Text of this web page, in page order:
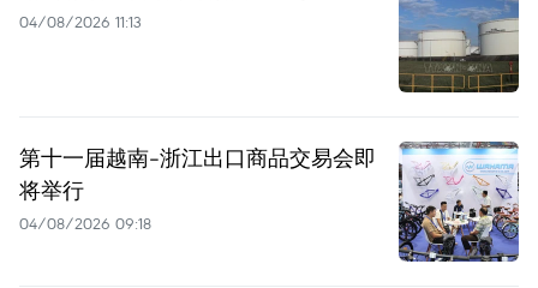
04/08/2026 11:13
第十一届越南-浙江出口商品交易会即
将举行
04/08/2026 09:18